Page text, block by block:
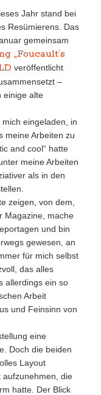
Jahr stand bei
Resümierens. Das
gemeinsam
„Foucault’s
veröffentlicht
–
einige alte
eingeladen, in
meine Arbeiten zu
and cool“ hatte
meine Arbeiten
als in den
zeigen, von dem,
Magazine, mache
und bin
gewesen, an
für mich selbst
das alles
allerdings ein so
Arbeit
und Feinsinn von
eine
Doch die beiden
Layout
aufzunehmen, die
hatte. Der Blick